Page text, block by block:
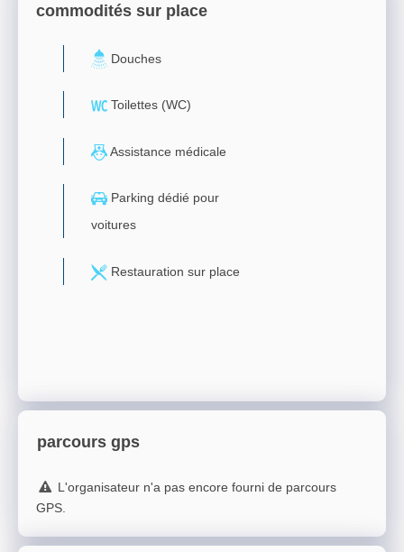
commodités sur place
Douches
Toilettes (WC)
Assistance médicale
Parking dédié pour
voitures
Restauration sur place
parcours gps
L'organisateur n'a pas encore fourni de parcours
GPS.